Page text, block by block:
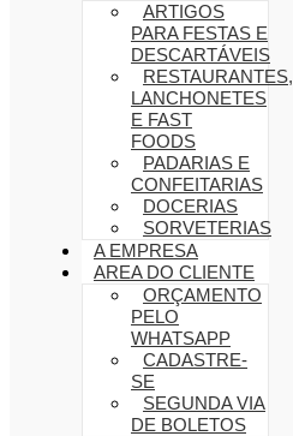
ARTIGOS
PARA FESTAS E
DESCARTÁVEIS
RESTAURANTES,
LANCHONETES
E FAST
FOODS
PADARIAS E
CONFEITARIAS
DOCERIAS
SORVETERIAS
A EMPRESA
AREA DO CLIENTE
ORÇAMENTO
PELO
WHATSAPP
CADASTRE-
SE
SEGUNDA VIA
DE BOLETOS